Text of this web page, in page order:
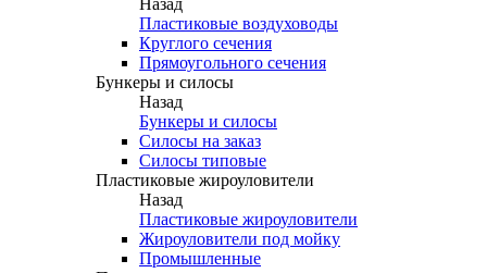
Пластиковые воздуховоды
Круглого сечения
Прямоугольного сечения
Бункеры и силосы
Назад
Бункеры и силосы
Силосы на заказ
Силосы типовые
Пластиковые жироуловители
Назад
Пластиковые жироуловители
Жироуловители под мойку
Промышленные